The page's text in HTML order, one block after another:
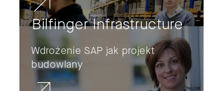
Bilfinger Infrastructure
Wdrożenie SAP jak projekt
budowlany